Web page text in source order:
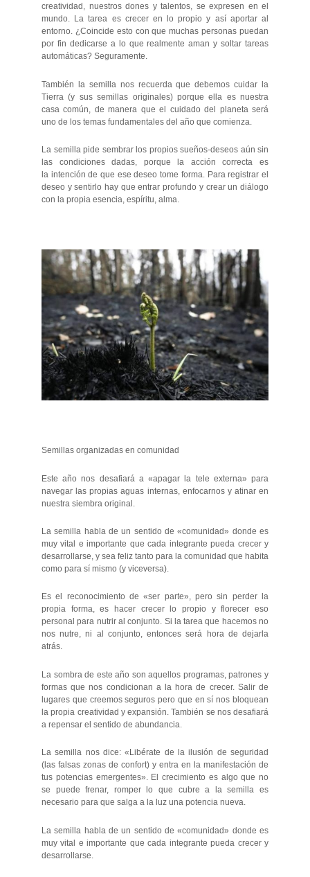
creatividad, nuestros dones y talentos, se expresen en el
mundo. La tarea es crecer en lo propio y así aportar al
entorno. ¿Coincide esto con que muchas personas puedan
por fin dedicarse a lo que realmente aman y soltar tareas
automáticas? Seguramente.
También la semilla nos recuerda que debemos cuidar la
Tierra (y sus semillas originales) porque ella es nuestra
casa común, de manera que el cuidado del planeta será
uno de los temas fundamentales del año que comienza.
La semilla pide sembrar los propios sueños-deseos aún sin
las condiciones dadas, porque la acción correcta es
la intención de que ese deseo tome forma. Para registrar el
deseo y sentirlo hay que entrar profundo y crear un diálogo
con la propia esencia, espíritu, alma.
Semillas organizadas en comunidad
Este año nos desafiará a «apagar la tele externa» para
navegar las propias aguas internas, enfocarnos y atinar en
nuestra siembra original.
La semilla habla de un sentido de «comunidad» donde es
muy vital e importante que cada integrante pueda crecer y
desarrollarse, y sea feliz tanto para la comunidad que habita
como para sí mismo (y viceversa).
Es el reconocimiento de «ser parte», pero sin perder la
propia forma, es hacer crecer lo propio y florecer eso
personal para nutrir al conjunto. Si la tarea que hacemos no
nos nutre, ni al conjunto, entonces será hora de dejarla
atrás.
La sombra de este año son aquellos programas, patrones y
formas que nos condicionan a la hora de crecer. Salir de
lugares que creemos seguros pero que en sí nos bloquean
la propia creatividad y expansión. También se nos desafiará
a repensar el sentido de abundancia.
La semilla nos dice: «Libérate de la ilusión de seguridad
(las falsas zonas de confort) y entra en la manifestación de
tus potencias emergentes». El crecimiento es algo que no
se puede frenar, romper lo que cubre a la semilla es
necesario para que salga a la luz una potencia nueva.
La semilla habla de un sentido de «comunidad» donde es
muy vital e importante que cada integrante pueda crecer y
desarrollarse.